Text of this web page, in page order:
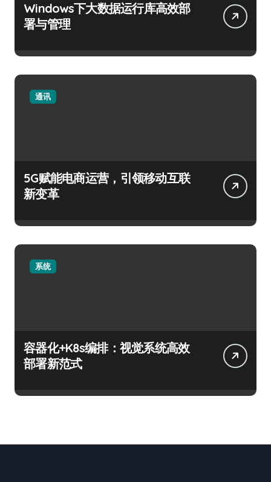
Windows下大数据运行库高效部
署与管理
通讯
5G赋能电商运营，引领移动互联
新变革
系统
容器化+K8s编排：视觉系统高效
部署新范式